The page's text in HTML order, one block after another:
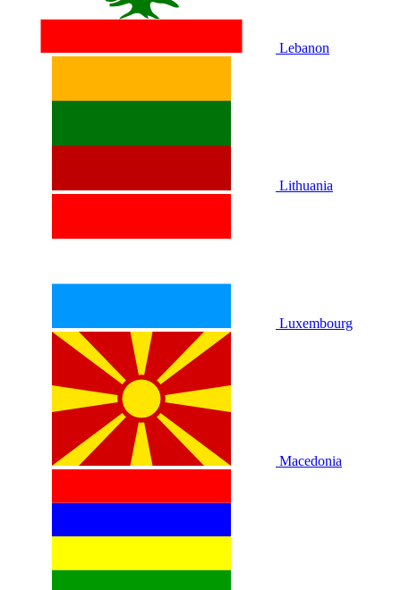
Lebanon
Lithuania
Luxembourg
Macedonia